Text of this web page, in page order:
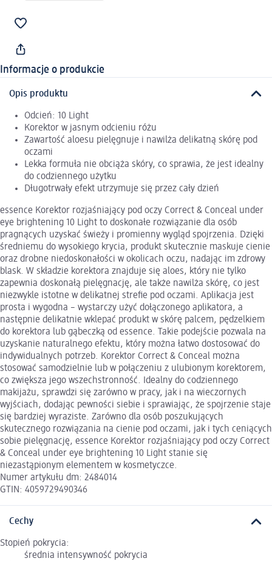
Informacje o produkcie
Opis produktu
Odcień: 10 Light
Korektor w jasnym odcieniu różu
Zawartość aloesu pielęgnuje i nawilża delikatną skórę pod
oczami
Lekka formuła nie obciąża skóry, co sprawia, że jest idealny
do codziennego użytku
Długotrwały efekt utrzymuje się przez cały dzień
essence Korektor rozjaśniający pod oczy Correct & Conceal under
eye brightening 10 Light to doskonałe rozwiązanie dla osób
pragnących uzyskać świeży i promienny wygląd spojrzenia. Dzięki
średniemu do wysokiego krycia, produkt skutecznie maskuje cienie
oraz drobne niedoskonałości w okolicach oczu, nadając im zdrowy
blask. W składzie korektora znajduje się aloes, który nie tylko
zapewnia doskonałą pielęgnację, ale także nawilża skórę, co jest
niezwykle istotne w delikatnej strefie pod oczami. Aplikacja jest
prosta i wygodna – wystarczy użyć dołączonego aplikatora, a
następnie delikatnie wklepać produkt w skórę palcem, pędzelkiem
do korektora lub gąbeczką od essence. Takie podejście pozwala na
uzyskanie naturalnego efektu, który można łatwo dostosować do
indywidualnych potrzeb. Korektor Correct & Conceal można
stosować samodzielnie lub w połączeniu z ulubionym korektorem,
co zwiększa jego wszechstronność. Idealny do codziennego
makijażu, sprawdzi się zarówno w pracy, jak i na wieczornych
wyjściach, dodając pewności siebie i sprawiając, że spojrzenie staje
się bardziej wyraziste. Zarówno dla osób poszukujących
skutecznego rozwiązania na cienie pod oczami, jak i tych ceniących
sobie pielęgnację, essence Korektor rozjaśniający pod oczy Correct
& Conceal under eye brightening 10 Light stanie się
niezastąpionym elementem w kosmetyczce.
Numer artykułu dm: 2484014
GTIN: 4059729490346
Cechy
Stopień pokrycia:
średnia intensywność pokrycia